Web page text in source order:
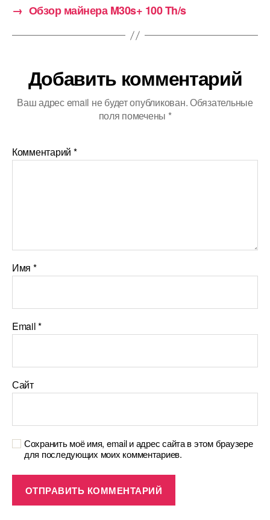
→ Обзор майнера M30s+ 100 Th/s
Добавить комментарий
Ваш адрес email не будет опубликован.Обязательные
поля помечены *
Комментарий *
Имя *
Email*
Сайт
Сохранить моё имя, email и адрес сайта в этом браузере
для последующих моих комментариев.